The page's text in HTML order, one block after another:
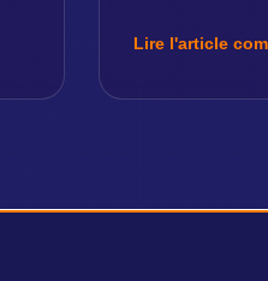
Lire l'article